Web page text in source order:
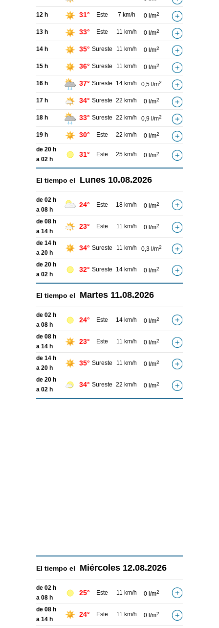
12 h 31° Este 7 km/h 0 l/m2
13 h 33° Este 11 km/h 0 l/m2
14 h 35° Sureste 11 km/h 0 l/m2
15 h 36° Sureste 11 km/h 0 l/m2
16 h 37° Sureste 14 km/h 0,5 l/m2
17 h 34° Sureste 22 km/h 0 l/m2
18 h 33° Sureste 22 km/h 0,9 l/m2
19 h 30° Este 22 km/h 0 l/m2
de 20 h
a 02 h
31° Este 25 km/h 0 l/m2
El tiempo el Lunes 10.08.2026
de 02 h
a 08 h
24° Este 18 km/h 0 l/m2
de 08 h
a 14 h
23° Este 11 km/h 0 l/m2
de 14 h
a 20 h
34° Sureste 11 km/h 0,3 l/m2
de 20 h
a 02 h
32° Sureste 14 km/h 0 l/m2
El tiempo el Martes 11.08.2026
de 02 h
a 08 h
24° Este 14 km/h 0 l/m2
de 08 h
a 14 h
23° Este 11 km/h 0 l/m2
de 14 h
a 20 h
35° Sureste 11 km/h 0 l/m2
de 20 h
a 02 h
34° Sureste 22 km/h 0 l/m2
El tiempo el Miércoles 12.08.2026
de 02 h
a 08 h
25° Este 11 km/h 0 l/m2
de 08 h
a 14 h
24° Este 11 km/h 0 l/m2